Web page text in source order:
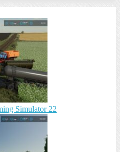
Simulator 22